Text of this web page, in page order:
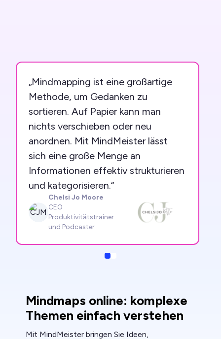
„Mindmapping ist eine großartige
Methode, um Gedanken zu
sortieren. Auf Papier kann man
nichts verschieben oder neu
anordnen. Mit MindMeister lässt
sich eine große Menge an
Informationen effektiv strukturieren
und kategorisieren.“
CJM
Chelsi Jo Moore
CEO
Produktivitätstrainer
und Podcaster
Slide
Mindmaps online: komplexe
Themen einfach verstehen
Mit MindMeister bringen Sie Ideen,